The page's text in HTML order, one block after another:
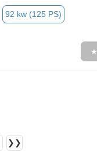
92 kw (125 PS)
★
❯❯